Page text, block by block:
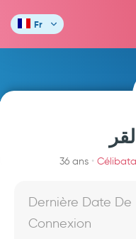
Fr
36 ans
Dernière Date De
Connexion